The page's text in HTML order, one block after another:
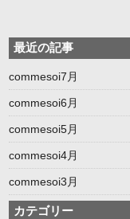
最近の記事
commesoi7月
commesoi6月
commesoi5月
commesoi4月
commesoi3月
カテゴリー